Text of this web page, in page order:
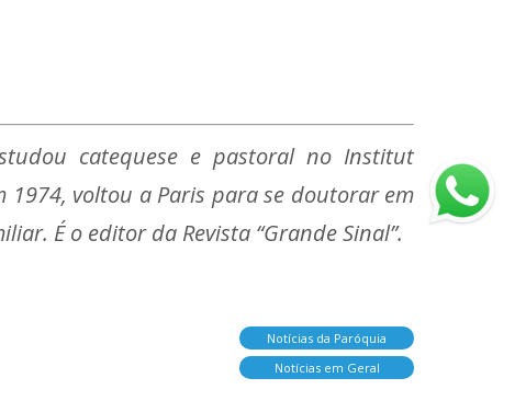
catequese e pastoral no Institut
1974, voltou a Paris para se doutorar em
É o editor da Revista “Grande Sinal”.
Notícias da Paróquia
Notícias em Geral